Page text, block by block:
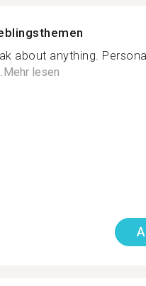
about anything.
Mehr lesen